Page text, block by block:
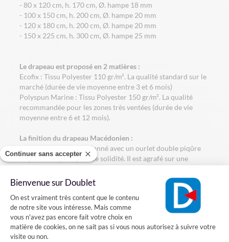
Continuer sans accepter
Bienvenue sur Doublet
Plateforme de Gestion du
On est vraiment très content que le contenu
de notre site vous intéresse. Mais comme
vous n'avez pas encore fait votre choix en
matière de cookies, on ne sait pas si vous nous autorisez à suivre votre
visite ou non.
- 80 x 120 cm, h. 170 cm, Ø. hampe 18 mm
- 100 x 150 cm, h. 200 cm, Ø. hampe 20 mm
- 120 x 180 cm, h. 200 cm, Ø. hampe 20 mm
- 150 x 225 cm, h. 300 cm, Ø. hampe 25 mm
Le drapeau est proposé en 2 matières :
Ecofix : Tissu Polyester 110 gr/m². La qualité standard sur le
marché (durée de vie moyenne entre 3 et 6 mois)
Polyspun Marine : Tissu Polyester 150 gr/m². La qualité
recommandée pour les zones très ventées (durée de vie
moyenne entre 6 et 12 mois).
La finition du drapeau Macédonien :
Le drapeau est confectionné avec un ourlet double piqûre
au pourtour pour plus de solidité. Il est agrafé sur une
Comment installer le drapeau de la Macédoine sur une
façade?
Vous voulez installer un drapeau Macédonien sur votre
façade? Rien de plus simple, il suffit fixer sur votre mur un
porte-drapeaux en acier dans lequel vous pourrez